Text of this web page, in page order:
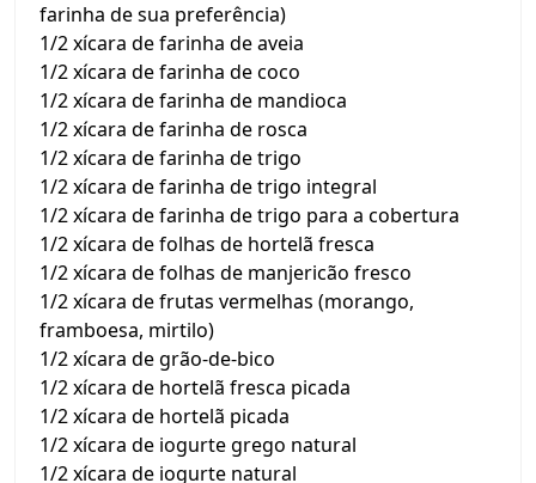
farinha de sua preferência)
1/2 xícara de farinha de aveia
1/2 xícara de farinha de coco
1/2 xícara de farinha de mandioca
1/2 xícara de farinha de rosca
1/2 xícara de farinha de trigo
1/2 xícara de farinha de trigo integral
1/2 xícara de farinha de trigo para a cobertura
1/2 xícara de folhas de hortelã fresca
1/2 xícara de folhas de manjericão fresco
1/2 xícara de frutas vermelhas (morango,
framboesa, mirtilo)
1/2 xícara de grão-de-bico
1/2 xícara de hortelã fresca picada
1/2 xícara de hortelã picada
1/2 xícara de iogurte grego natural
1/2 xícara de iogurte natural